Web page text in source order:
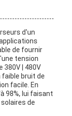
d'un
de fournir
tension
380V | 480V
faible bruit de
facile. En
98%, lui faisant
de